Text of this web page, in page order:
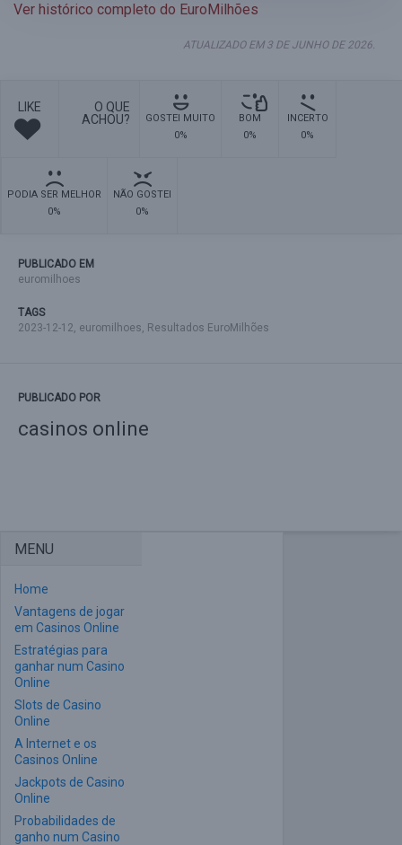
Ver histórico completo do EuroMilhões
ATUALIZADO EM 3 DE JUNHO DE 2026.
LIKE
O QUE
ACHOU?
GOSTEI MUITO
0%
BOM
0%
INCERTO
0%
PODIA SER MELHOR
0%
NÃO GOSTEI
0%
PUBLICADO EM
euromilhoes
TAGS
2023-12-12, euromilhoes, Resultados EuroMilhões
PUBLICADO POR
casinos online
MENU
Home
Vantagens de jogar
em Casinos Online
Estratégias para
ganhar num Casino
Online
Slots de Casino
Online
A Internet e os
Casinos Online
Jackpots de Casino
Online
Probabilidades de
ganho num Casino